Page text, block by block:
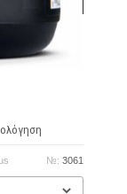
№: 3061